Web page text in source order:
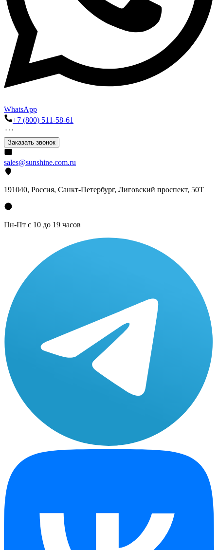
WhatsApp
+7 (800) 511-58-61
Заказать звонок
sales@sunshine.com.ru
191040, Россия, Санкт-Петербург, Лиговский проспект, 50Т
Пн-Пт с 10 до 19 часов